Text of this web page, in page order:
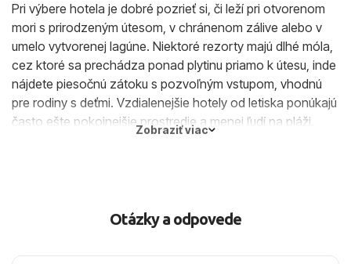
Pri výbere hotela je dobré pozrieť si, či leží pri otvorenom
mori s prirodzeným útesom, v chránenom zálive alebo v
umelo vytvorenej lagúne. Niektoré rezorty majú dlhé móla,
cez ktoré sa prechádza ponad plytinu priamo k útesu, inde
nájdete piesočnú zátoku s pozvoľným vstupom, vhodnú
pre rodiny s deťmi. Vzdialenejšie hotely od letiska ponúkajú
často ešte pokojnejšie prostredie a menej ľudí na pláži.
počasie, počas dňa sa dá opaľovať a kúpať, večery však
bývajú chladnejšie a zíde sa tenšia bunda alebo mikina. Od
Zobraziť viac
Otázky a odpovede